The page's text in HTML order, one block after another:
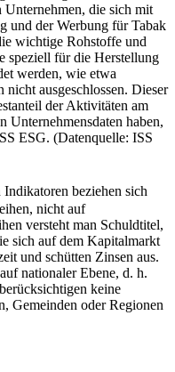
Unternehmen, die sich mit
und der Werbung für Tabak
wichtige Rohstoffe und
speziell für die Herstellung
werden, wie etwa
ausgeschlossen. Dieser
der Aktivitäten am
Unternehmensdaten haben,
ESG. (Datenquelle: ISS
beziehen sich
nicht auf
versteht man Schuldtitel,
sich auf dem Kapitalmarkt
und schütten Zinsen aus.
nationaler Ebene, d. h.
keine
Gemeinden oder Regionen